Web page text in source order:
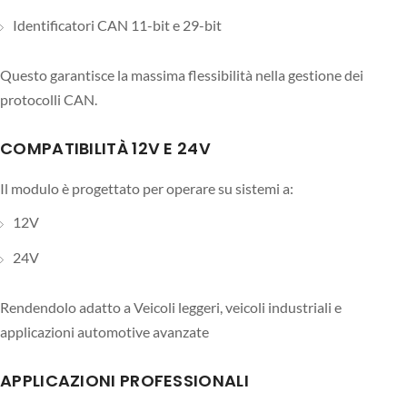
Identificatori CAN 11-bit e 29-bit
Questo garantisce la massima flessibilità nella gestione dei
protocolli CAN.
COMPATIBILITÀ 12V E 24V
Il modulo è progettato per operare su sistemi a:
12V
24V
Rendendolo adatto a Veicoli leggeri, veicoli industriali e
applicazioni automotive avanzate
APPLICAZIONI PROFESSIONALI